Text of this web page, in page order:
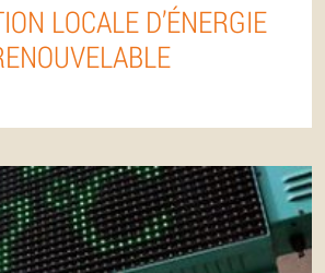
LOCALE D’ÉNERGIE